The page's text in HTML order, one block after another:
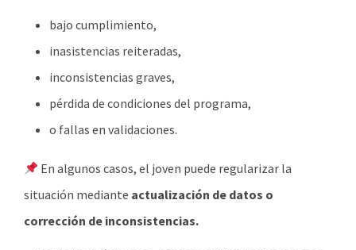
bajo cumplimiento,
inasistencias reiteradas,
inconsistencias graves,
pérdida de condiciones del programa,
o fallas en validaciones.
En algunos casos, el joven puede regularizar la
situación mediante actualización de datos o
corrección de inconsistencias.